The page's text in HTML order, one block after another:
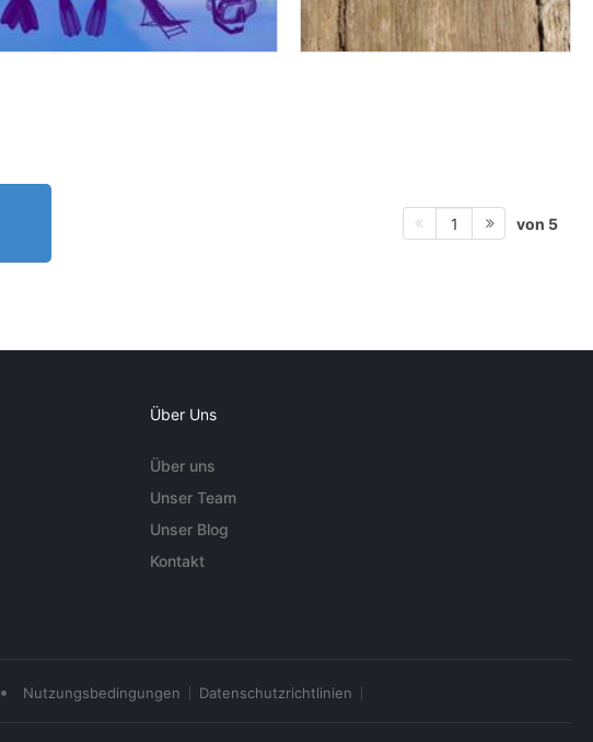
1 von 5
Über Uns
Über uns
Unser Team
Unser Blog
Kontakt
• Nutzungsbedingungen Datenschutzrichtlinien